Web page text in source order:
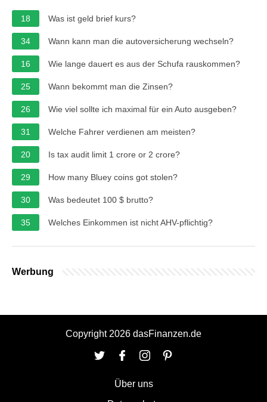
18 Was ist geld brief kurs?
34 Wann kann man die autoversicherung wechseln?
16 Wie lange dauert es aus der Schufa rauskommen?
25 Wann bekommt man die Zinsen?
26 Wie viel sollte ich maximal für ein Auto ausgeben?
31 Welche Fahrer verdienen am meisten?
20 Is tax audit limit 1 crore or 2 crore?
29 How many Bluey coins got stolen?
30 Was bedeutet 100 $ brutto?
35 Welches Einkommen ist nicht AHV-pflichtig?
Werbung
Copyright 2026 dasFinanzen.de
Über uns